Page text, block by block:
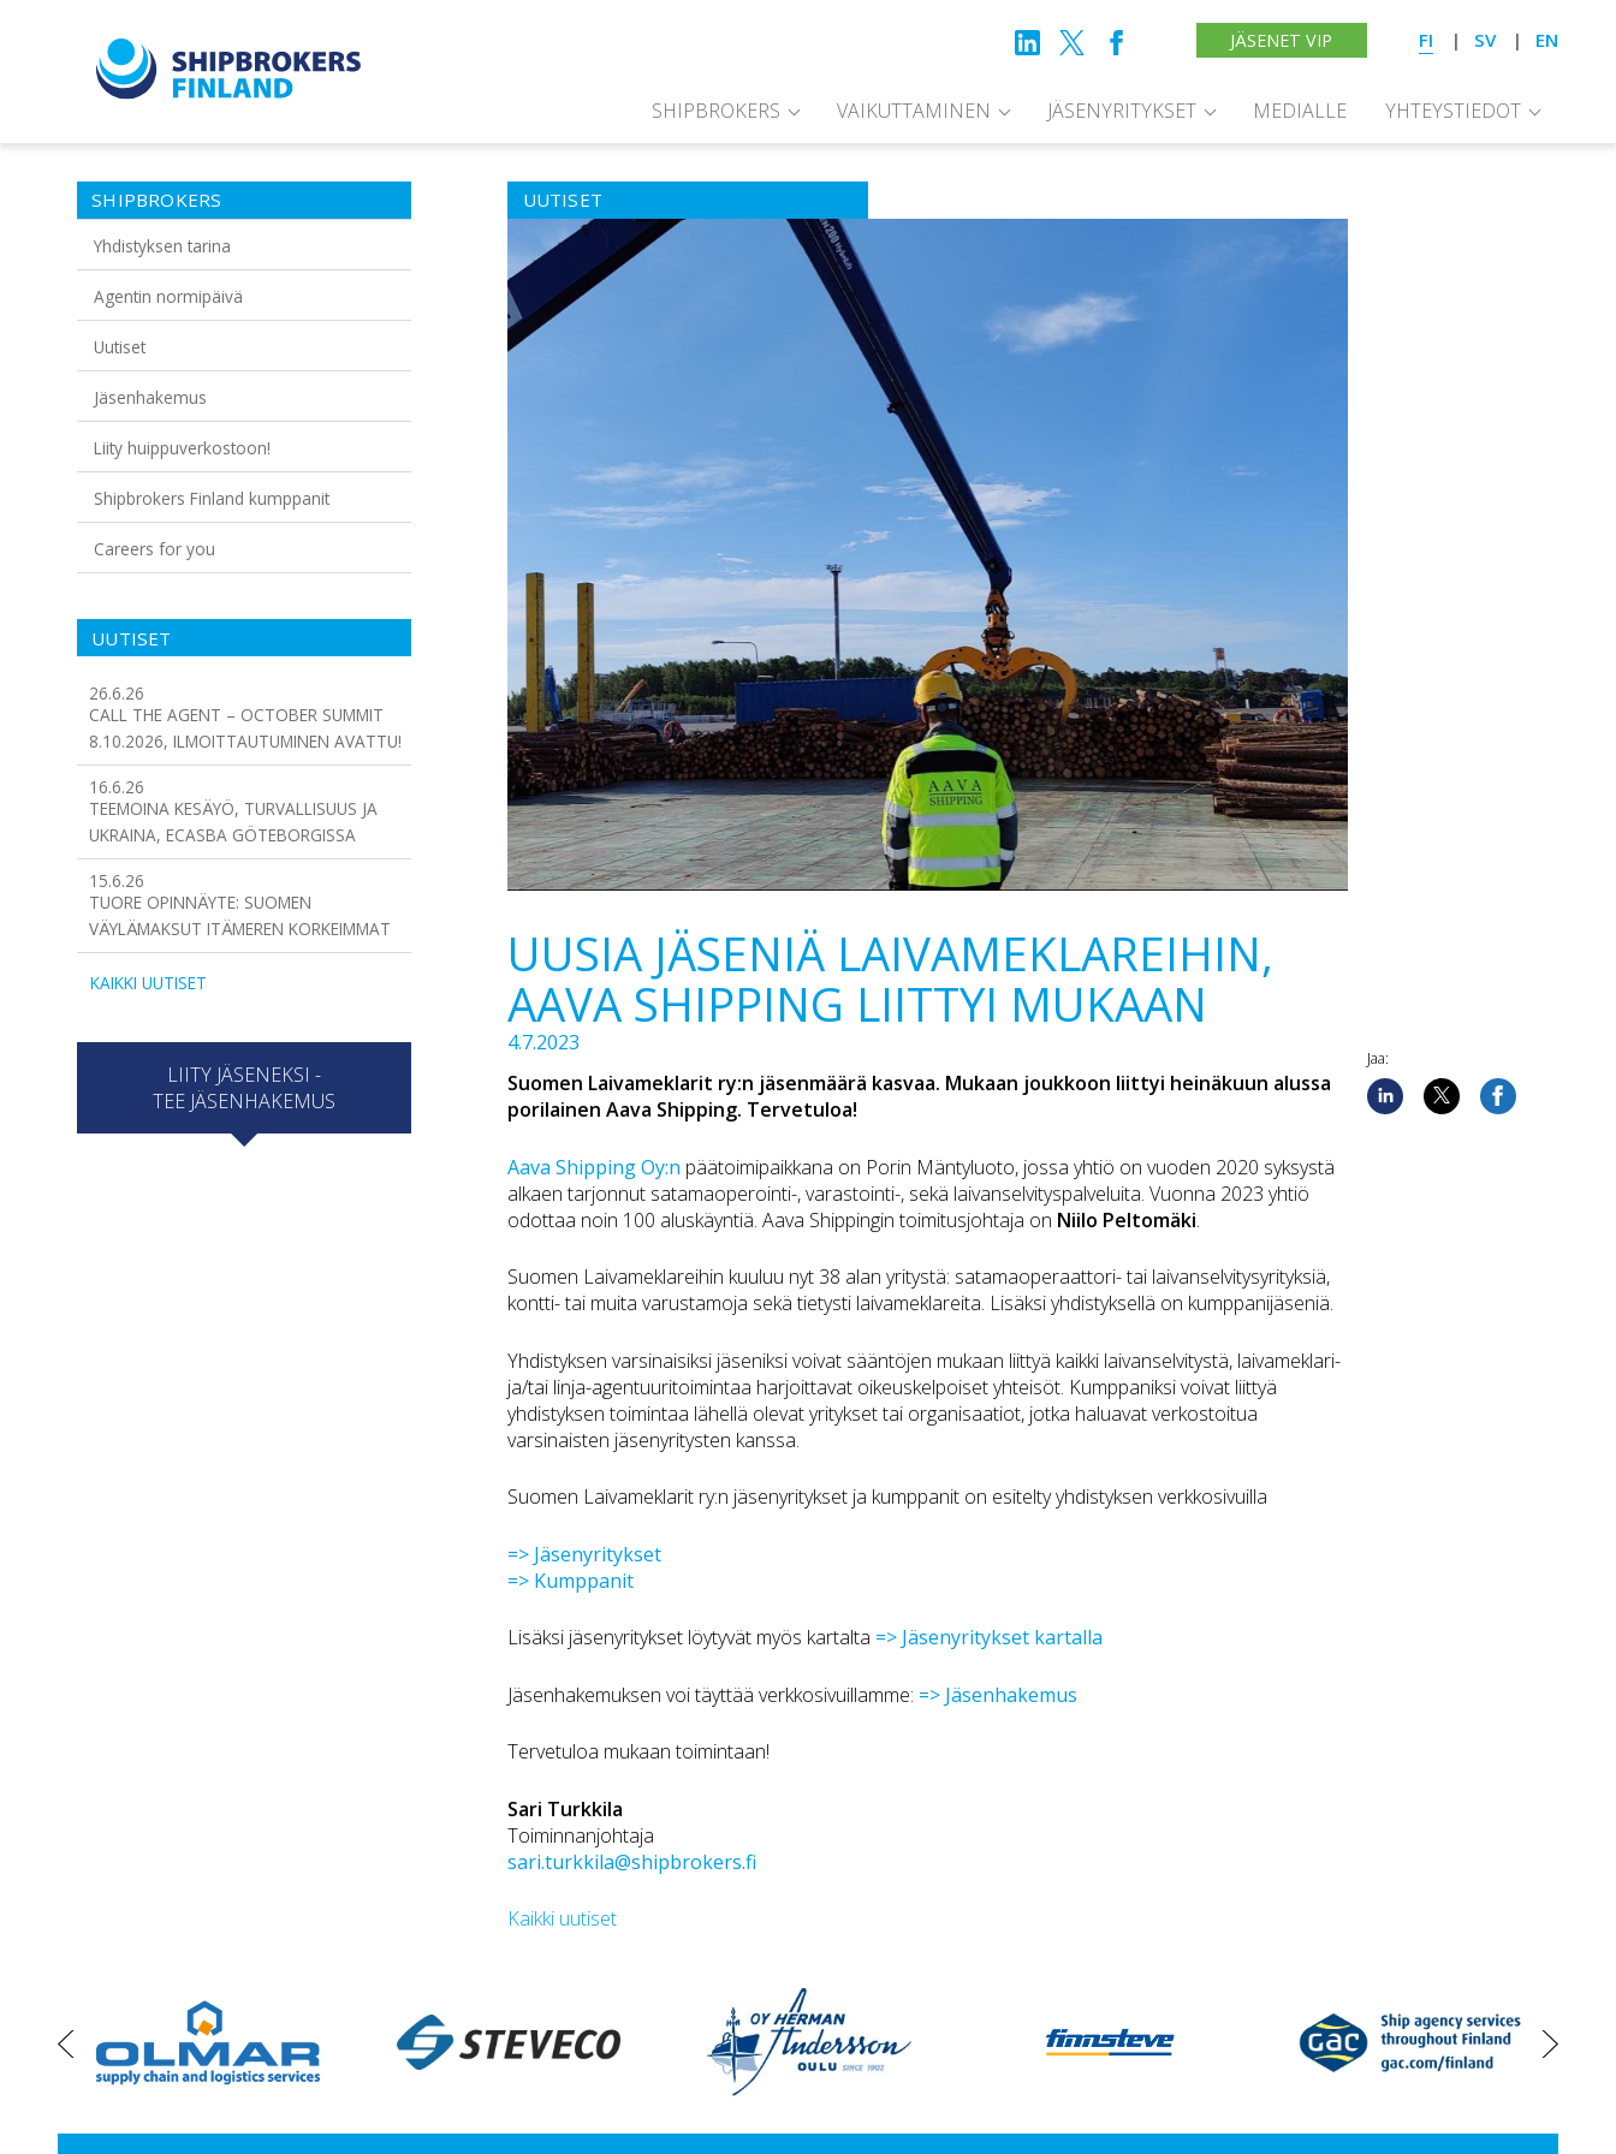
JÄSENET VIP FI SV EN
SHIPBROKERS VAIKUTTAMINEN JÄSENYRITYKSET MEDIALLE YHTEYSTIEDOT
SHIPBROKERS
Yhdistyksen tarina
Agentin normipäivä
Uutiset
Jäsenhakemus
Liity huippuverkostoon!
Shipbrokers Finland kumppanit
Careers for you
UUTISET
26.6.26
CALL THE AGENT – OCTOBER SUMMIT
8.10.2026, ILMOITTAUTUMINEN AVATTU!
16.6.26
TEEMOINA KESÄYÖ, TURVALLISUUS JA
UKRAINA, ECASBA GÖTEBORGISSA
15.6.26
TUORE OPINNÄYTE: SUOMEN
VÄYLÄMAKSUT ITÄMEREN KORKEIMMAT
KAIKKI UUTISET
LIITY JÄSENEKSI -
TEE JÄSENHAKEMUS
UUTISET
UUSIA JÄSENIÄ LAIVAMEKLAREIHIN,
AAVA SHIPPING LIITTYI MUKAAN
4.7.2023
Suomen Laivameklarit ry:n jäsenmäärä kasvaa. Mukaan joukkoon liittyi heinäkuun alussa
porilainen Aava Shipping. Tervetuloa!
Aava Shipping Oy:n päätoimipaikkana on Porin Mäntyluoto, jossa yhtiö on vuoden 2020 syksystä
alkaen tarjonnut satamaoperointi-, varastointi-, sekä laivanselvityspalveluita. Vuonna 2023 yhtiö
odottaa noin 100 aluskäyntiä. Aava Shippingin toimitusjohtaja on Niilo Peltomäki.
Suomen Laivameklareihin kuuluu nyt 38 alan yritystä: satamaoperaattori- tai laivanselvitysyrityksiä,
kontti- tai muita varustamoja sekä tietysti laivameklareita. Lisäksi yhdistyksellä on kumppanijäseniä.
Yhdistyksen varsinaisiksi jäseniksi voivat sääntöjen mukaan liittyä kaikki laivanselvitystä, laivameklari-
ja/tai linja-agentuuritoimintaa harjoittavat oikeuskelpoiset yhteisöt. Kumppaniksi voivat liittyä
yhdistyksen toimintaa lähellä olevat yritykset tai organisaatiot, jotka haluavat verkostoitua
varsinaisten jäsenyritysten kanssa.
Suomen Laivameklarit ry:n jäsenyritykset ja kumppanit on esitelty yhdistyksen verkkosivuilla
=> Jäsenyritykset
=> Kumppanit
Lisäksi jäsenyritykset löytyvät myös kartalta => Jäsenyritykset kartalla
Jäsenhakemuksen voi täyttää verkkosivuillamme: => Jäsenhakemus
Tervetuloa mukaan toimintaan!
Sari Turkkila
Toiminnanjohtaja
sari.turkkila@shipbrokers.fi
Kaikki uutiset
Jaa:
vasen
oikea